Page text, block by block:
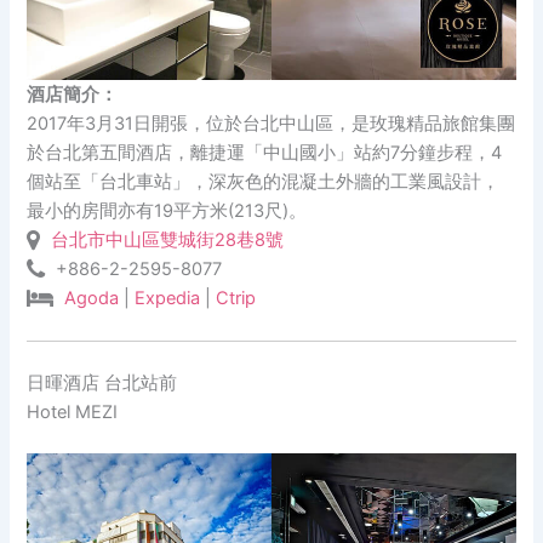
酒店簡介：
2017年3月31日開張，位於台北中山區，是玫瑰精品旅館集團
於台北第五間酒店，離捷運「中山國小」站約7分鐘步程，4
個站至「台北車站」，深灰色的混凝土外牆的工業風設計，
最小的房間亦有19平方米(213尺)。
台北市中山區雙城街28巷8號
+886-2-2595-8077
Agoda
Expedia Ctrip
日暉酒店 台北站前
Hotel MEZI